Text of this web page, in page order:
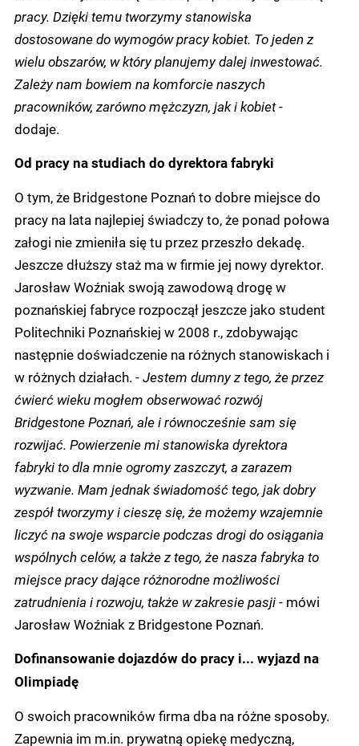
pracy. Dzięki temu tworzymy stanowiska
dostosowane do wymogów pracy kobiet. To jeden z
wielu obszarów, w który planujemy dalej inwestować.
Zależy nam bowiem na komforcie naszych
pracowników, zarówno mężczyzn, jak i kobiet-
dodaje.
Od pracy na studiach do dyrektora fabryki
O tym, że Bridgestone Poznań to dobre miejsce do
pracy na lata najlepiej świadczy to, że ponad połowa
załogi nie zmieniła się tu przez przeszło dekadę.
Jeszcze dłuższy staż ma w firmie jej nowy dyrektor.
Jarosław Woźniak swoją zawodową drogę w
poznańskiej fabryce rozpoczął jeszcze jako student
Politechniki Poznańskiej w 2008 r., zdobywając
następnie doświadczenie na różnych stanowiskach i
w różnych działach. -Jestem dumny z tego, że przez
ćwierć wieku mogłem obserwować rozwój
Bridgestone Poznań, ale i równocześnie sam się
rozwijać. Powierzenie mi stanowiska dyrektora
fabryki to dla mnie ogromy zaszczyt, a zarazem
wyzwanie. Mam jednak świadomość tego, jak dobry
zespół tworzymy i cieszę się, że możemy wzajemnie
liczyć na swoje wsparcie podczas drogi do osiągania
wspólnych celów, a także z tego, że nasza fabryka to
miejsce pracy dające różnorodne możliwości
zatrudnienia i rozwoju, także w zakresie pasji- mówi
Jarosław Woźniak z Bridgestone Poznań.
Dofinansowanie dojazdów do pracy i... wyjazd na
Olimpiadę
O swoich pracowników firma dba na różne sposoby.
Zapewnia im m.in. prywatną opiekę medyczną,